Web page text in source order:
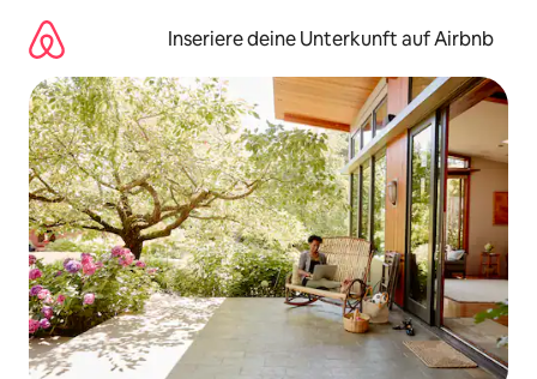
Inhalten
springen
Inseriere deine Unterkunft auf Airbnb